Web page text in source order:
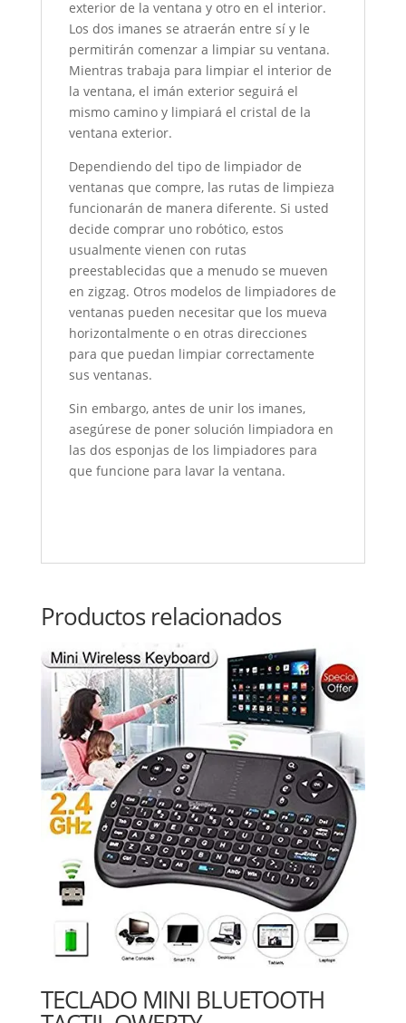
exterior de la ventana y otro en el interior.
Los dos imanes se atraerán entre sí y le
permitirán comenzar a limpiar su ventana.
Mientras trabaja para limpiar el interior de
la ventana, el imán exterior seguirá el
mismo camino y limpiará el cristal de la
ventana exterior.
Dependiendo del tipo de limpiador de
ventanas que compre, las rutas de limpieza
funcionarán de manera diferente. Si usted
decide comprar uno robótico, estos
usualmente vienen con rutas
preestablecidas que a menudo se mueven
en zigzag. Otros modelos de limpiadores de
ventanas pueden necesitar que los mueva
horizontalmente o en otras direcciones
para que puedan limpiar correctamente
sus ventanas.
Sin embargo, antes de unir los imanes,
asegúrese de poner solución limpiadora en
las dos esponjas de los limpiadores para
que funcione para lavar la ventana.
Productos relacionados
TECLADO MINI BLUETOOTH